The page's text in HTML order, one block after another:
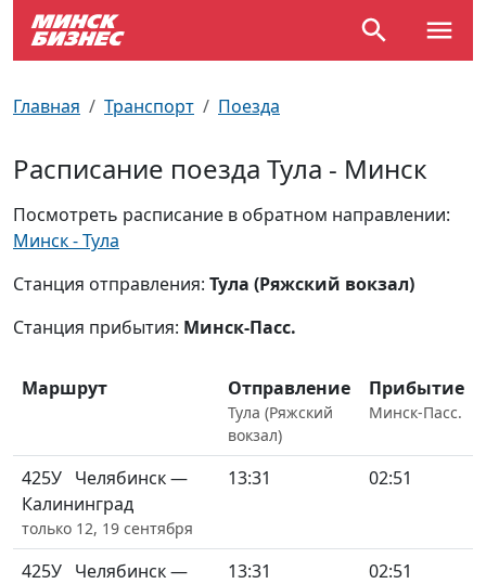
Главная Транспорт Поезда
Расписание поезда Тула - Минск
Посмотреть расписание в обратном направлении:
Минск - Тула
Станция отправления: Тула (Ряжский вокзал)
Станция прибытия: Минск-Пасс.
Маршрут Отправление
Тула (Ряжский
вокзал)
Прибытие
Минск-Пасс.
425У Челябинск —
Калининград
только 12, 19 сентября
13:31 02:51
425У Челябинск —
13:31 02:51
Улицы Минска
Пробки на дорогах